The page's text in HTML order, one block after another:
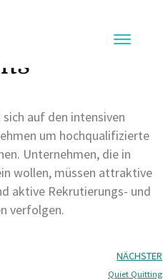
auf den intensiven
um hochqualifizierte
Unternehmen, die in
wollen, müssen attraktive
aktive Rekrutierungs- und
verfolgen.
NÄCHSTER
Quiet Quitting